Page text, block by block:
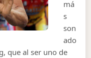
má
s
son
ado
que al ser uno de